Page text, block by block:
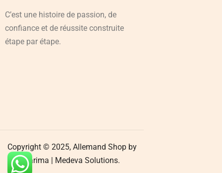
C’est une histoire de passion, de
confiance et de réussite construite
étape par étape.
Copyright © 2025, Allemand Shop by
Karima |
Medeva Solutions.